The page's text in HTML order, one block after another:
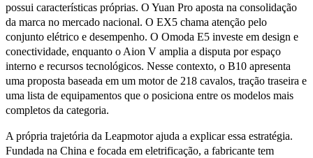
possui características próprias. O Yuan Pro aposta na consolidação
da marca no mercado nacional. O EX5 chama atenção pelo
conjunto elétrico e desempenho. O Omoda E5 investe em design e
conectividade, enquanto o Aion V amplia a disputa por espaço
interno e recursos tecnológicos. Nesse contexto, o B10 apresenta
uma proposta baseada em um motor de 218 cavalos, tração traseira e
uma lista de equipamentos que o posiciona entre os modelos mais
completos da categoria.
A própria trajetória da Leapmotor ajuda a explicar essa estratégia.
Fundada na China e focada em eletrificação, a fabricante tem